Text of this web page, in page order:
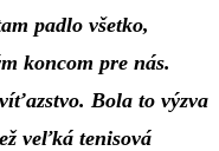
padlo všetko,
koncom pre nás.
Bola to výzva
veľká tenisová